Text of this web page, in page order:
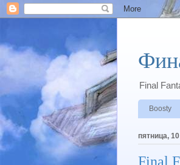
Final
Boosty
пятница,
Final